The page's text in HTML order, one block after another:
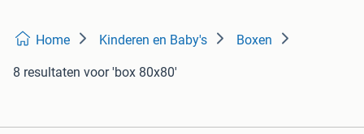
Home Kinderen en Baby's Boxen
8 resultaten voor 'box 80x80'